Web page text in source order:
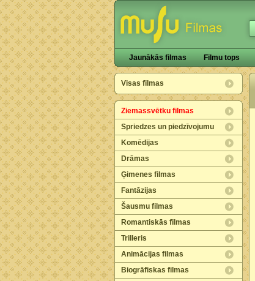
Jaunākās filmas Filmu tops
Visas filmas
Ziemassvētku filmas
Spriedzes un piedzīvojumu
Komēdijas
Drāmas
Ģimenes filmas
Fantāzijas
Šausmu filmas
Romantiskās filmas
Trilleris
Animācijas filmas
Biogrāfiskas filmas